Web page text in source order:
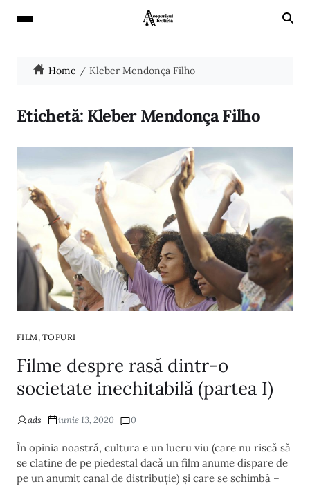
Home Kleber Mendonça Filho
Etichetă: Kleber Mendonça Filho
FILM, TOPURI
Filme despre rasă dintr-o
societate inechitabilă (partea I)
ads iunie 13, 2020 0
În opinia noastră, cultura e un lucru viu (care nu riscă să
se clatine de pe piedestal dacă un film anume dispare de
pe un anumit canal de distribuție) și care se schimbă –